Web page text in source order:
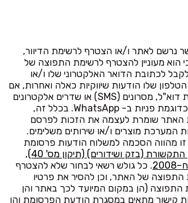
נרשם לאתר ו/או הצטרף לרשימת הדיוור,
הוא מעוניין להצטרף לרשימת התפוצה של
לכתובת הדואר האלקטרוני שלו ו/או
שלו הודעות שיווקיות כאלה ואחרות, אם
כהודעות דוא"ל, מסרונים (SMS) או שדרים אלקטרונים
אחרים, כדוגמת פניות ב- WhatsApp. בכלל זה,
האתר שומרת לעצמה את הזכות לפרסם
המערכת מוצרים ו/או שירותים משלימים.
מהווה הסכמה למשלוח הודעות פרסומת
חוק התקשורת (בזק ושידורים) (תיקון מס' 40),
. כל גולש רשאי לבחור שלא להצטרף
התפוצה של האתר, וכן להסיר את פרטיו
התפוצה (הן במקום המיועד לכך באתר והן
קישור מתאים במסגרת הודעת הפרסומת והן